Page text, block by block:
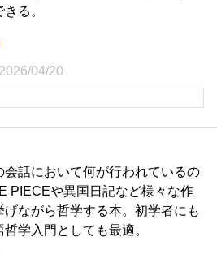
る。
2026/04/20
会話において何が行われているの
PIECEや異国日記など様々な作
げながら哲学する本。初学者にも
学入門としても最適。